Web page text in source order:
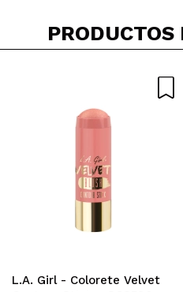
Una paleta muy versátil
¿Recomendarías su
es muy cremosa y por el
L.A. Girl - Colorete Velvet